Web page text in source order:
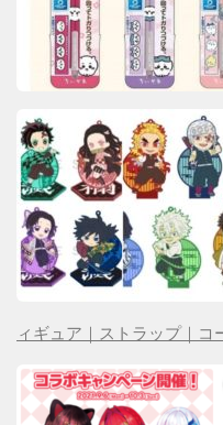
ィギュア｜ストラップ｜コ